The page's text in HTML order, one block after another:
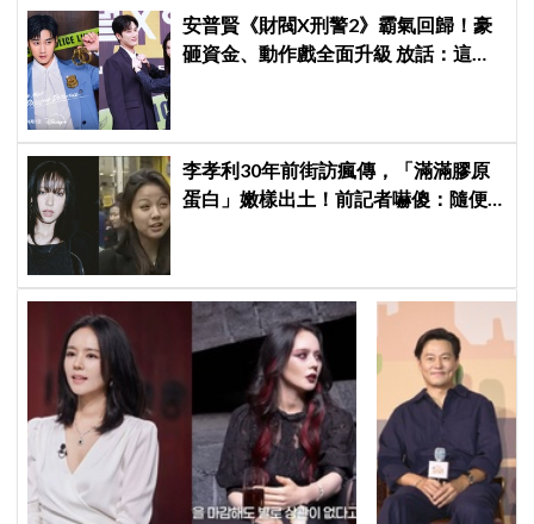
安普賢《財閥X刑警2》霸氣回歸！豪
砸資金、動作戲全面升級 放話：這次
李孝利30年前街訪瘋傳，「滿滿膠原
蛋白」嫩樣出土！前記者嚇傻：隨便